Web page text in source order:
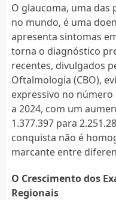
O glaucoma, uma das
no mundo, é uma
apresenta sintomas
torna o diagnóstico
recentes, divulgados
Oftalmologia (CBO),
expressivo no número
a 2024, com um
1.377.397 para
conquista não é
marcante entre
O Crescimento dos
Regionais